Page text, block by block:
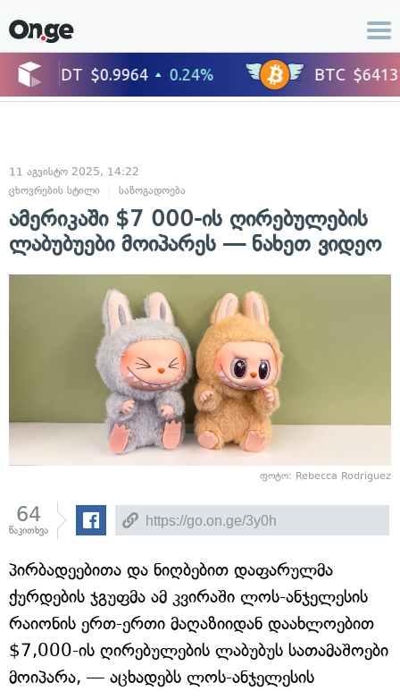
11 აგვისტო 2025, 14:22
ცხოვრების სტილი
საზოგადოება
ამერიკაში $7 000-ის ღირებულების
ლაბუბუები მოიპარეს — ნახეთ ვიდეო
ფოტო: Rebecca Rodriguez
64
წაკითხვა
პირბადეებითა და ნიღბებით დაფარულმა
ქურდების ჯგუფმა ამ კვირაში ლოს-ანჯელესის
რაიონის ერთ-ერთი მაღაზიიდან დაახლოებით
$7,000-ის ღირებულების ლაბუბუს სათამაშოები
მოიპარა, — აცხადებს ლოს-ანჯელესის